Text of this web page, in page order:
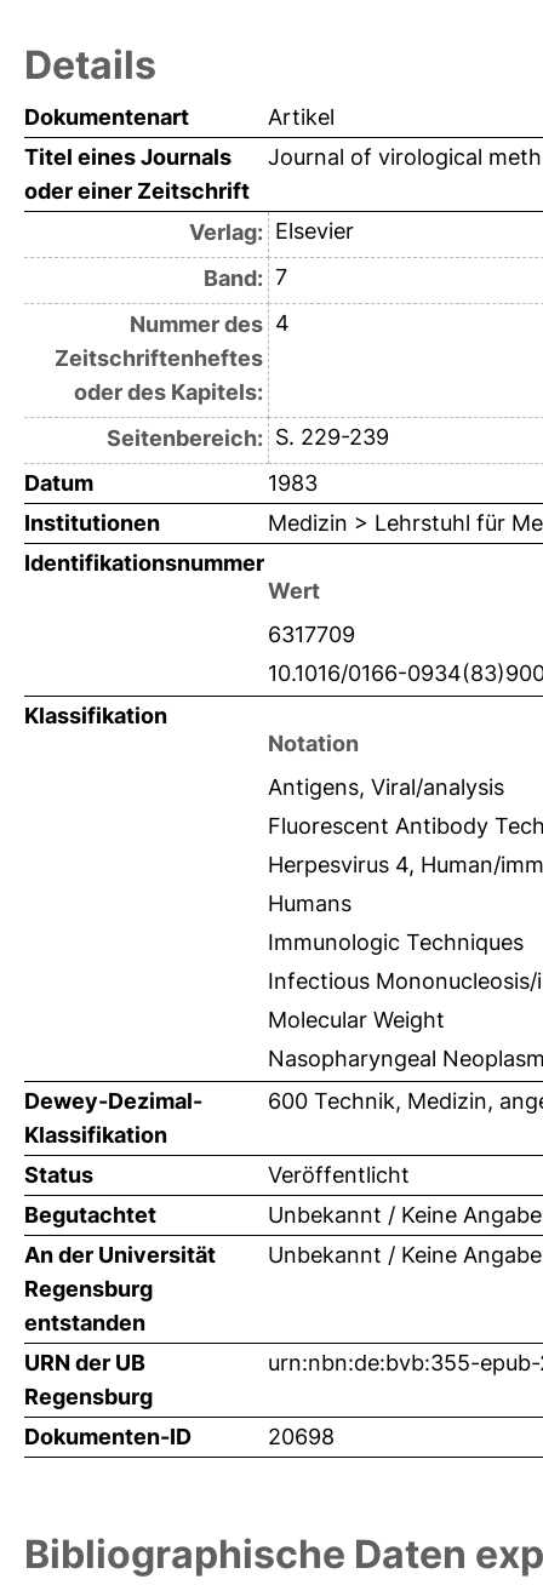
Details
Dokumentenart
Artikel
Titel eines Journals
oder einer Zeitschrift
Journal of virological
Verlag: Elsevier
Band: 7
Nummer des
Zeitschriftenheftes
oder des Kapitels:
4
Seitenbereich: S. 229-239
Datum
1983
Institutionen
Medizin > Lehrstuhl für
Identifikationsnummer
Wert
6317709
10.1016/0166-
Klassifikation
Notation
Antigens, Viral/analysis
Fluorescent Antibody
Herpesvirus 4, Human/
Humans
Immunologic Techniques
Infectious
Molecular Weight
Nasopharyngeal
Dewey-Dezimal-
Klassifikation
600 Technik, Medizin,
Status
Veröffentlicht
Begutachtet
Unbekannt / Keine Angabe
An der Universität
Regensburg
entstanden
Unbekannt / Keine Angabe
URN der UB
Regensburg
urn:nbn:de:bvb:355-
Dokumenten-ID 20698
Bibliographische Daten